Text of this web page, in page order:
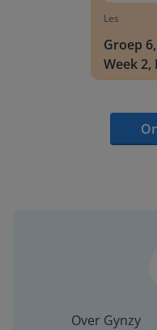
Les
Groep
Week 2,
Over Gynzy